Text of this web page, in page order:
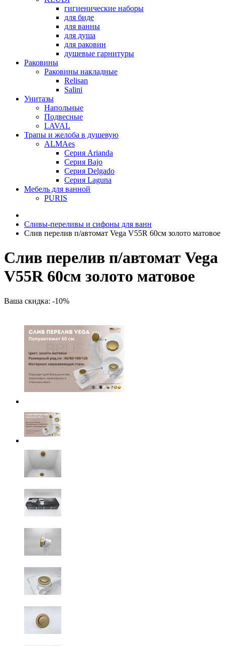
гигиенические наборы
для биде
для ванны
для душа
для раковин
душевые гарнитуры
Раковины
Раковины накладные
Relisan
Salini
Унитазы
Напольные
Подвесные
LAVAL
Трапы и желоба в душевую
ALMAes
Серия Arianda
Серия Bajo
Серия Delgado
Серия Laguna
Мебель для ванной
PURIS
Сливы-переливы и сифоны для ванн
Слив перелив п/автомат Vega V55R 60см золото матовое
Слив перелив п/автомат Vega
V55R 60см золото матовое
Ваша скидка: -10%